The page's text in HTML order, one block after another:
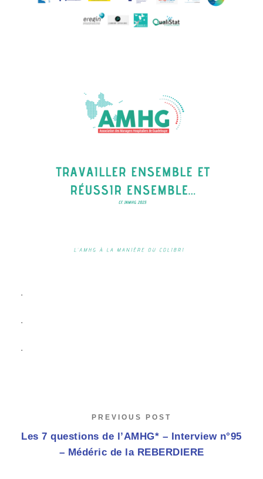
.
.
.
PREVIOUS POST
Les 7 questions de l’AMHG* – Interview n°95
– Médéric de la REBERDIERE